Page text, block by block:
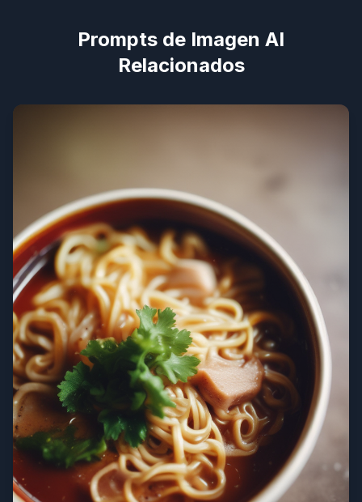
Prompts de Imagen AI
Relacionados